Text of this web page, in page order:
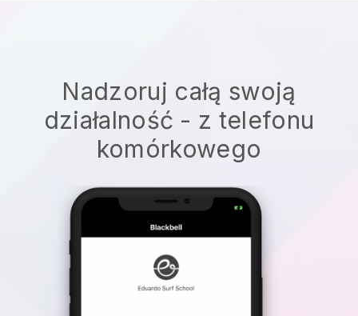
Nadzoruj całą swoją
działalność - z telefonu
komórkowego